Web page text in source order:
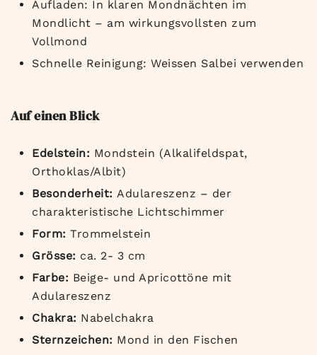
Aufladen: In klaren Mondnächten im
Mondlicht – am wirkungsvollsten zum
Vollmond
Schnelle Reinigung: Weissen Salbei verwenden
Auf einen Blick
Edelstein: Mondstein (Alkalifeldspat,
Orthoklas/Albit)
Besonderheit: Adulareszenz – der
charakteristische Lichtschimmer
Form: Trommelstein
Grösse: ca. 2- 3 cm
Farbe: Beige- und Apricottöne mit
Adulareszenz
Chakra: Nabelchakra
Sternzeichen: Mond in den Fischen